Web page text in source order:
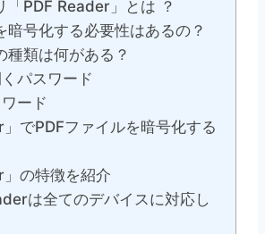
「PDF Reader」とは ？
暗号化する必要性はあるの？
種類は何がある？
パスワード
ード
」でPDFファイルを暗号化する
」の特徴を紹介
は全てのデバイスに対応し